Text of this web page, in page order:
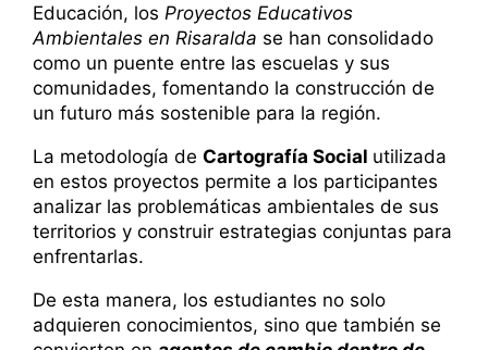
Educación, los Proyectos Educativos
Ambientales en Risaralda se han consolidado
como un puente entre las escuelas y sus
comunidades, fomentando la construcción de
un futuro más sostenible para la región.
La metodología deCartografía Social utilizada
en estos proyectos permite a los participantes
analizar las problemáticas ambientales de sus
territorios y construir estrategias conjuntas para
enfrentarlas.
De esta manera, los estudiantes no solo
adquieren conocimientos, sino que también se